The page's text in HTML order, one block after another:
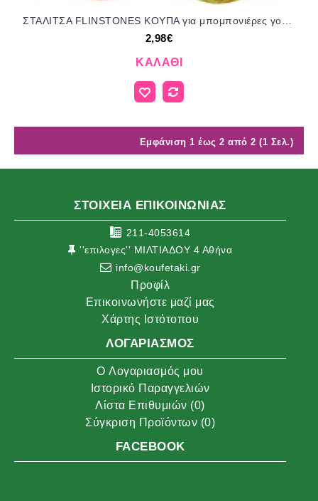
2,98€
ΚΑΛΆΘΙ
Εμφάνιση 1 έως 2 από 2 (1 Σελ.)
ΣΤΟΙΧΕΙΑ ΕΠΙΚΟΙΝΩΝΙΑΣ
211-4053614
''επιλογες'' ΜΙΛΤΙΑΔΟΥ 4 Αθήνα
info@koufetaki.gr
Προφίλ
Επικοινωνήστε μαζί μας
Χάρτης Ιστότοπου
ΛΟΓΑΡΙΑΣΜΌΣ
O Λογαριασμός μου
Ιστορικό Παραγγελιών
Λίστα Επιθυμιών (0)
Σύγκριση Προϊόντων (0)
FACEBOOK